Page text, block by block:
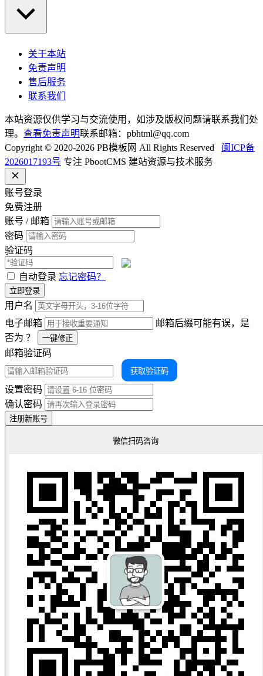
关于本站
免责声明
售后服务
联系我们
本站资源仅供学习与交流使用，如涉及版权问题请联系我们处
理。 查看免责声明联系邮箱：pbhtml@qq.com
Copyright © 2020-2026 PB模板网 All Rights Reserved 闽ICP备
2026017193号 专注 PbootCMS 建站资源与技术服务
账号登录
免费注册
账号 / 邮箱
密码
验证码
自动登录 忘记密码？
立即登录
用户名
电子邮箱
邮箱后缀可能有误，是
否为 ？ 一键修正
邮箱验证码
获取验证码
设置密码
确认密码
注册新账号
微信扫码咨询